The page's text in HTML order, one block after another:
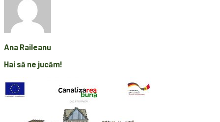
Ana Raileanu
Hai să ne jucăm!